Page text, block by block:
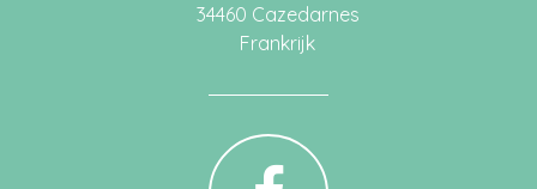
34460 Cazedarnes
Frankrijk